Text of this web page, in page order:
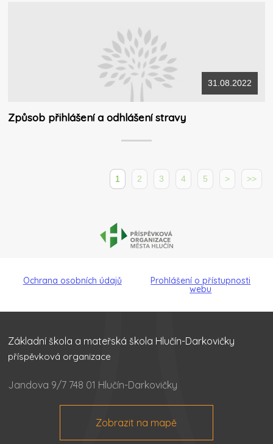
31.08.2022
Způsob přihlášení a odhlášení stravy
1 2 3 4 5 > >>
Ochrana osobních údajů Prohlášení o přístupnosti
webu
Základní škola a mateřská škola Hlučín-Darkovičky
příspěvková organizace
Jandova 9/7 748 01 Hlučín-Darkovičky
Zobrazit na mapě